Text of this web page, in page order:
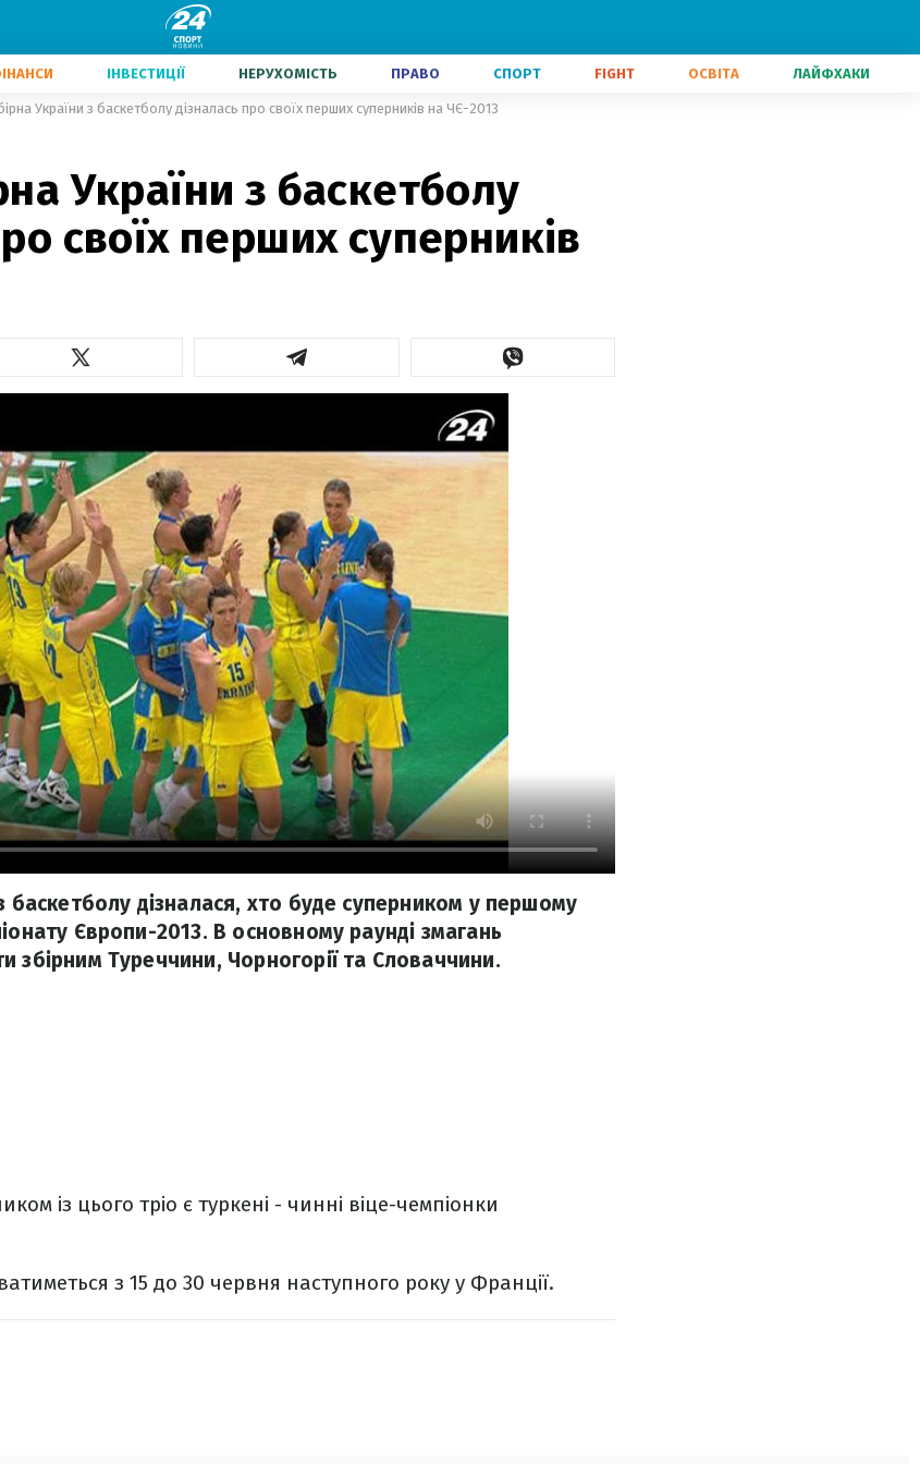
ІНВЕСТИЦІЇ НЕРУХОМІСТЬ ПРАВО СПОРТ FIGHT ОСВІТА ЛАЙФХАКИ
України з баскетболу дізналась про своїх перших суперників на ЧЄ-2013
України з баскетболу
своїх перших суперників
баскетболу дізналася, хто буде суперником у першому
Європи-2013. В основному раунді змагань
збірним Туреччини, Чорногорії та Словаччини.
із цього тріо є туркені - чинні віце-чемпіонки
з 15 до 30 червня наступного року у Франції.